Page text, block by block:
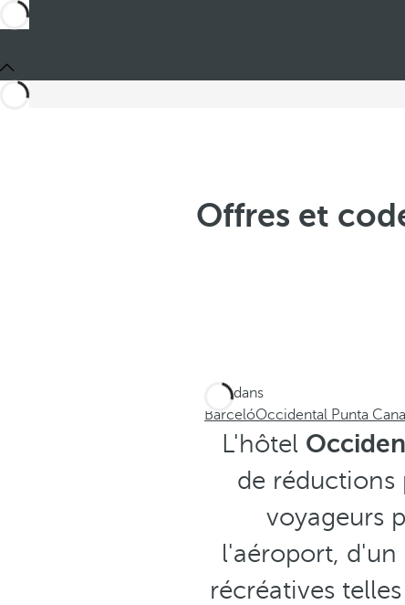
Offres et
Ces dans
BarcelóOccidental Punta Cana
L'hôtel
de réductions
voyageurs
l'aéroport, d'un
récréatives